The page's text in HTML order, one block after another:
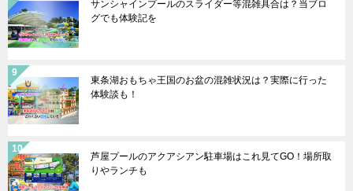
サンシャインプールのスライダー等混雑具合は？当ブロ
グでも体験記を
東条湖おもちゃ王国のお盆の混雑状況は？実際に行った
体験談も！
芦屋プールのアクアシアン駐車場はこれ見てGO！場所取
りやランチも